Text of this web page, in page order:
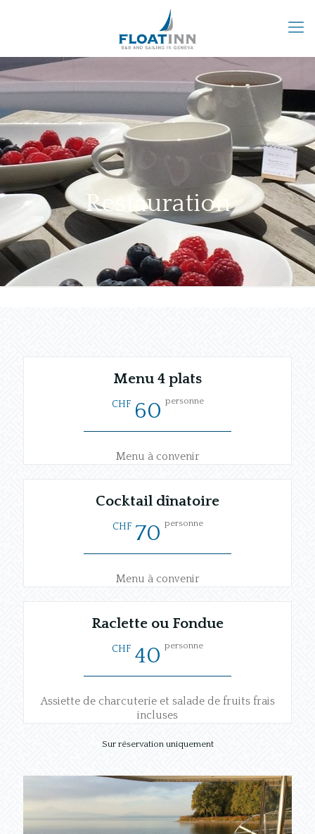
Restauration
Menu 4 plats
CHF 60 personne
Menu à convenir
Cocktail dînatoire
CHF 70 personne
Menu à convenir
Raclette ou Fondue
CHF 40 personne
Assiette de charcuterie et salade de fruits frais
incluses
Sur réservation uniquement